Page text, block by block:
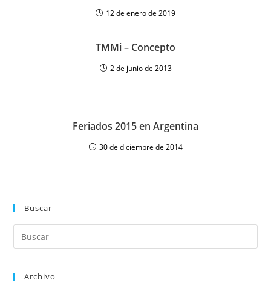
12 de enero de 2019
TMMi – Concepto
2 de junio de 2013
Feriados 2015 en Argentina
30 de diciembre de 2014
Buscar
Archivo